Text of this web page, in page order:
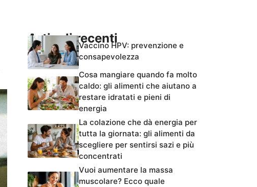
Articoli recentiVaccino HPV: prevenzione e
consapevolezza
Cosa mangiare quando fa molto
caldo: gli alimenti che aiutano a
restare idratati e pieni di
energia
La colazione che dà energia per
tutta la giornata: gli alimenti da
scegliere per sentirsi sazi e più
concentrati
Vuoi aumentare la massa
muscolare? Ecco quale